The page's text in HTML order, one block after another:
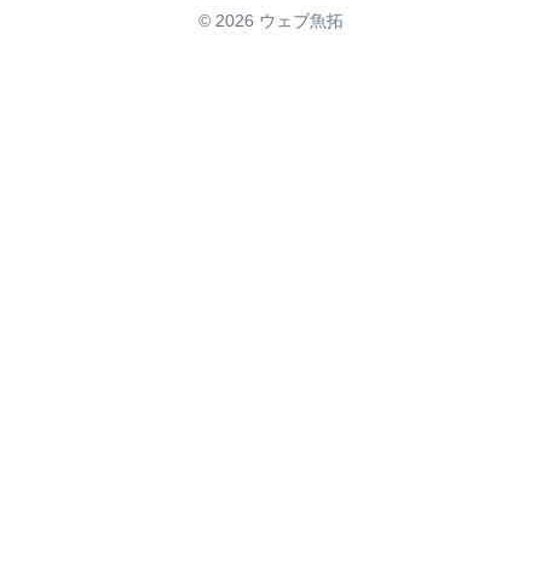
© 2026 ウェブ魚拓